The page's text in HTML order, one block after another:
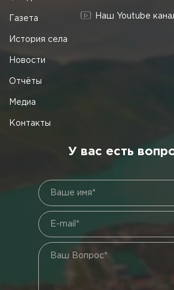
Газета
История села
Новости
Отчёты
Медиа
Контакты
Наш Youtube
У вас есть
Ваше имя*
E-mail*
Ваш Вопрос*